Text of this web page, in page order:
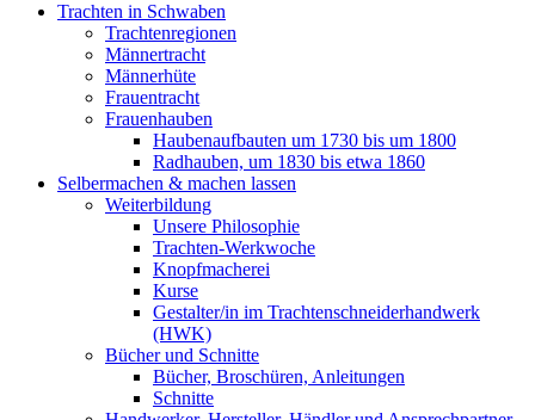
Trachten in Schwaben
Trachtenregionen
Männertracht
Männerhüte
Frauentracht
Frauenhauben
Haubenaufbauten um 1730 bis um 1800
Radhauben, um 1830 bis etwa 1860
Selbermachen & machen lassen
Weiterbildung
Unsere Philosophie
Trachten-Werkwoche
Knopfmacherei
Kurse
Gestalter/in im Trachtenschneiderhandwerk
(HWK)
Bücher und Schnitte
Bücher, Broschüren, Anleitungen
Schnitte